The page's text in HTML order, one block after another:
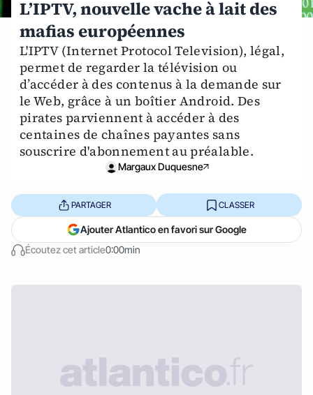
L’IPTV, nouvelle vache à lait des
mafias européennes
L'IPTV (Internet Protocol Television), légal,
permet de regarder la télévision ou
d’accéder à des contenus à la demande sur
le Web, grâce à un boîtier Android. Des
pirates parviennent à accéder à des
centaines de chaînes payantes sans
souscrire d'abonnement au préalable.
Margaux Duquesne
Écoutez cet article0:00min
PARTAGER CLASSER
Ajouter Atlantico en favori sur Google